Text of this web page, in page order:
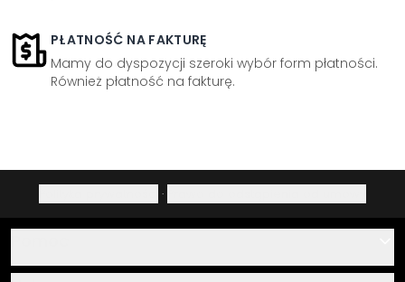
PŁATNOŚĆ NA FAKTURĘ
Mamy do dyspozycji szeroki wybór form płatności.
Również płatność na fakturę.
·